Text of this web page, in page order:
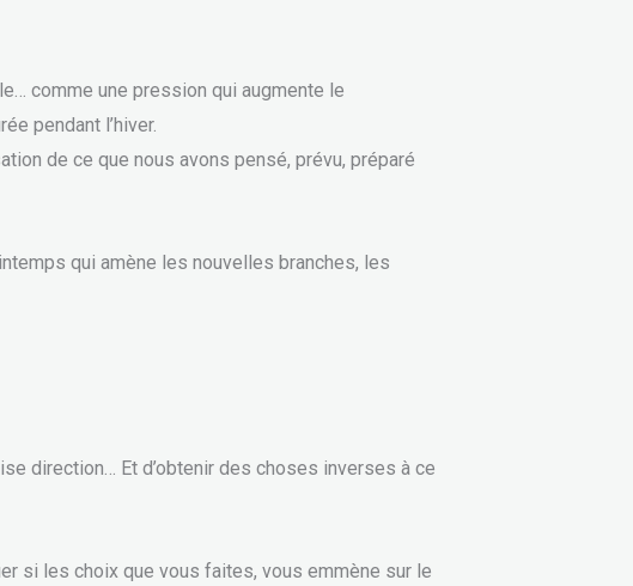
comme une pression qui augmente le
pendant l’hiver.
de ce que nous avons pensé, prévu, préparé
qui amène les nouvelles branches, les
direction… Et d’obtenir des choses inverses à ce
si les choix que vous faites, vous emmène sur le